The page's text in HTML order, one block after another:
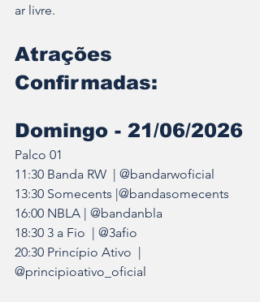
ar livre.
Atrações
Confirmadas:
Domingo - 21/06/2026
Palco 01
11:30 Banda RW  | @bandarwoficial
13:30 Somecents |@bandasomecents
16:00 NBLA | @bandanbla
18:30 3 a Fio  | @3afio
20:30 Princípio Ativo  |
@principioativo_oficial